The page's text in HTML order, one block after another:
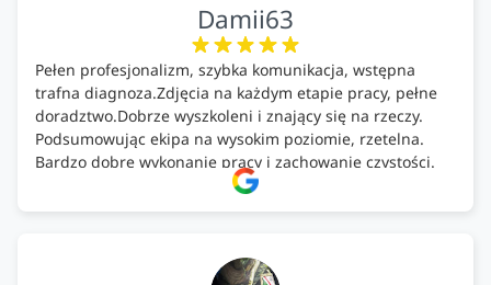
Damii63
Pełen profesjonalizm, szybka komunikacja, wstępna
trafna diagnoza.Zdjęcia na każdym etapie pracy, pełne
doradztwo.Dobrze wyszkoleni i znający się na rzeczy.
Podsumowując ekipa na wysokim poziomie, rzetelna.
Bardzo dobre wykonanie pracy i zachowanie czystości.